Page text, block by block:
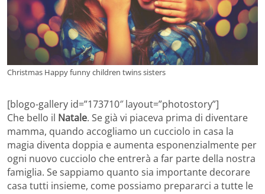
Christmas Happy funny children twins sisters
[blogo-gallery id=”173710″ layout=”photostory”]
Che bello il Natale. Se già vi piaceva prima di diventare
mamma, quando accogliamo un cucciolo in casa la
magia diventa doppia e aumenta esponenzialmente per
ogni nuovo cucciolo che entrerà a far parte della nostra
famiglia. Se sappiamo quanto sia importante decorare
casa tutti insieme, come possiamo prepararci a tutte le